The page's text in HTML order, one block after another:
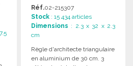
Réf.02-215307
Stock : 15 434 articles
Dimensions : 2.3 x 32 x 2.3
cm
Règle d'architecte triangulaire
en aluminium de 30 cm. 3